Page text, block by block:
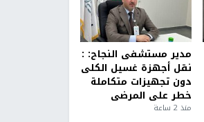
مدير مستشفى النجاح: :
نقل أجهزة غسيل الكلى
دون تجهيزات متكاملة
خطر على المرضى
منذ 2 ساعة